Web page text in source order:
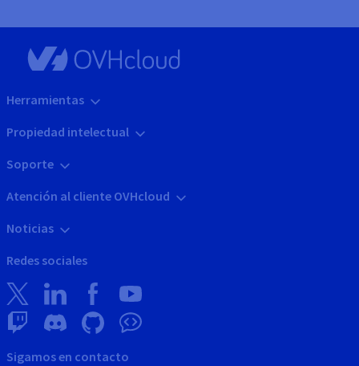
Herramientas
Propiedad intelectual
Soporte
Atención al cliente OVHcloud
Noticias
Redes sociales
Sigamos en contacto